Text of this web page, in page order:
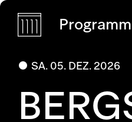
Programm
SA. 05. DEZ. 2026